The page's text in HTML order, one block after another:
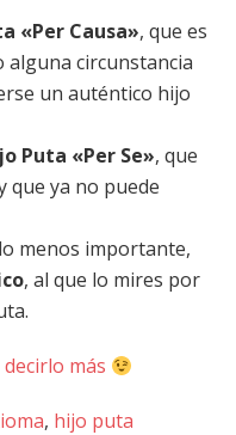
«Per Causa», que es
alguna circunstancia
un auténtico hijo
Puta «Per Se», que
que ya no puede
menos importante,
, al que lo mires por
más
, hijo puta